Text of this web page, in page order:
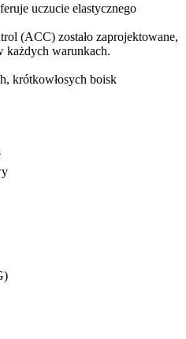
uczucie elastycznego
(ACC) zostało zaprojektowane,
każdych warunkach.
krótkowłosych boisk